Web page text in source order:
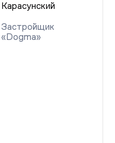
Карасунский
Застройщик
«Dogma»